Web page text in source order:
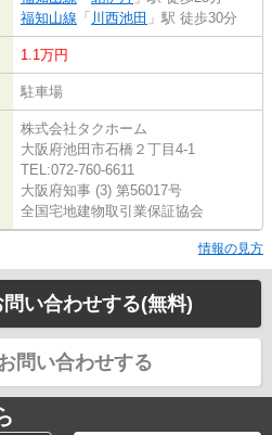
福知山線 「 川西池田 」駅 徒歩30分
1.1万円
駐車場
株式会社タクホーム
大阪府池田市石橋２丁目4-1
TEL:072-760-6611
大阪府知事 (3) 第56017号
全国宅地建物取引業保証協会
情報の見方
い合わせする(無料)
問い合わせする